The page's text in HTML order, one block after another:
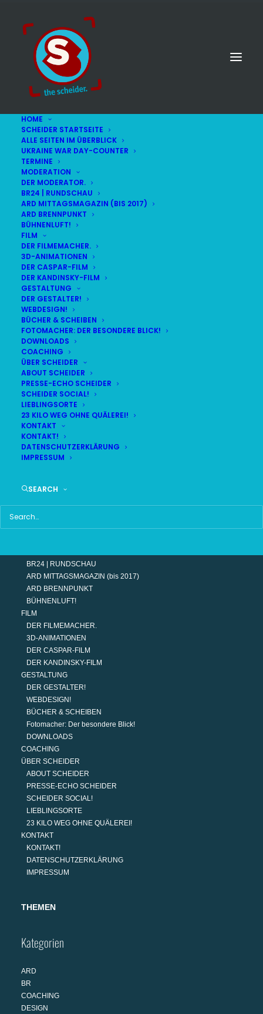
HOME
SCHEIDER STARTSEITE
ALLE SEITEN IM ÜBERBLICK
UKRAINE WAR DAY-COUNTER
TERMINE
MODERATION
DER MODERATOR.
BR24 | RUNDSCHAU
ARD MITTAGSMAGAZIN (BIS 2017)
ARD BRENNPUNKT
BÜHNENLUFT!
FILM
DER FILMEMACHER.
3D-ANIMATIONEN
DER CASPAR-FILM
DER KANDINSKY-FILM
GESTALTUNG
DER GESTALTER!
WEBDESIGN!
BÜCHER & SCHEIBEN
FOTOMACHER: DER BESONDERE BLICK!
DOWNLOADS
COACHING
ÜBER SCHEIDER
ABOUT SCHEIDER
PRESSE-ECHO SCHEIDER
SCHEIDER SOCIAL!
LIEBLINGSORTE
23 KILO WEG OHNE QUÄLEREI!
KONTAKT
KONTAKT!
DATENSCHUTZERKLÄRUNG
IMPRESSUM
SEARCH
© STEFAN SCHEIDER
LIVE(alle Termine
DEMNÄCHST:
SA
08
AUG
BR24 | 18.30 UHR
BR MÜNCHEN FREIMANN
HAUPTMENÜ
SCHEIDER STARTSEITE
UKRAINE WAR DAY-COUNTER
TERMINE
BR24 | RUNDSCHAU
ARD MITTAGSMAGAZIN (bis 2017)
ARD BRENNPUNKT
BÜHNENLUFT!
FILM
DER FILMEMACHER.
3D-ANIMATIONEN
DER CASPAR-FILM
DER KANDINSKY-FILM
GESTALTUNG
DER GESTALTER!
WEBDESIGN!
BÜCHER & SCHEIBEN
Fotomacher: Der besondere Blick!
DOWNLOADS
COACHING
ÜBER SCHEIDER
ABOUT SCHEIDER
PRESSE-ECHO SCHEIDER
SCHEIDER SOCIAL!
LIEBLINGSORTE
23 KILO WEG OHNE QUÄLEREI!
KONTAKT
KONTAKT!
DATENSCHUTZERKLÄRUNG
IMPRESSUM
THEMEN
Kategorien
ARD
BR
COACHING
DESIGN